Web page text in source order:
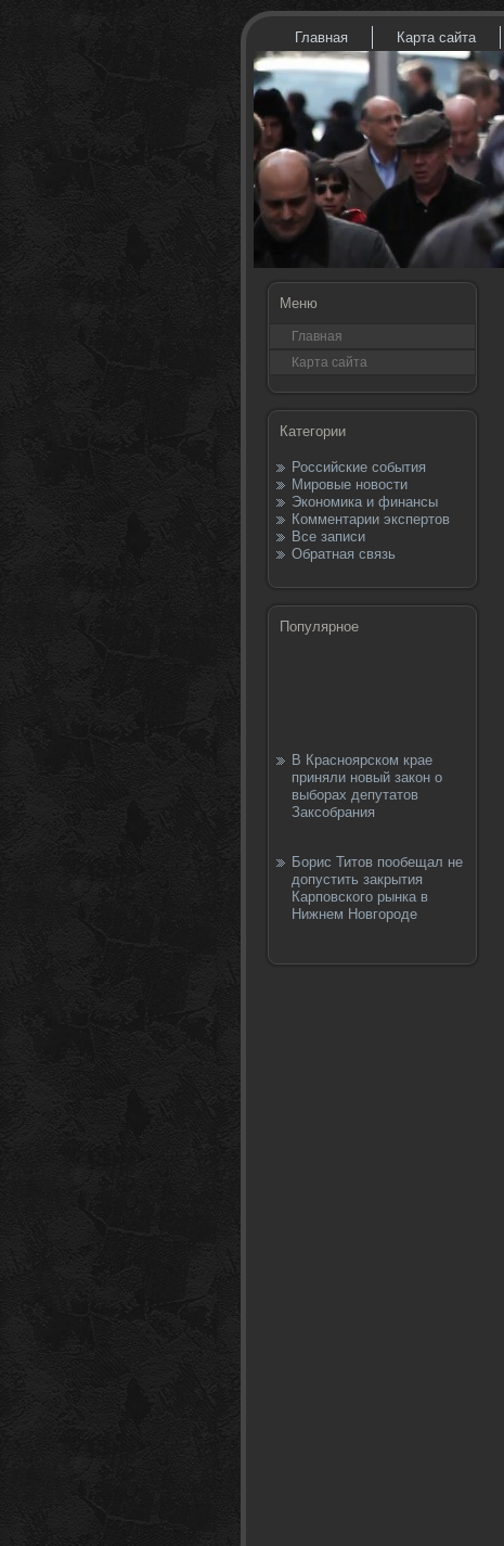
Главная Карта сайта
Меню
Главная
Карта сайта
Категории
Российские события
Мировые новости
Экономика и финансы
Комментарии экспертов
Все записи
Обратная связь
Популярное
В Красноярском крае
приняли новый закон о
выборах депутатов
Заксобрания
Борис Титов пообещал не
допустить закрытия
Карповского рынка в
Нижнем Новгороде